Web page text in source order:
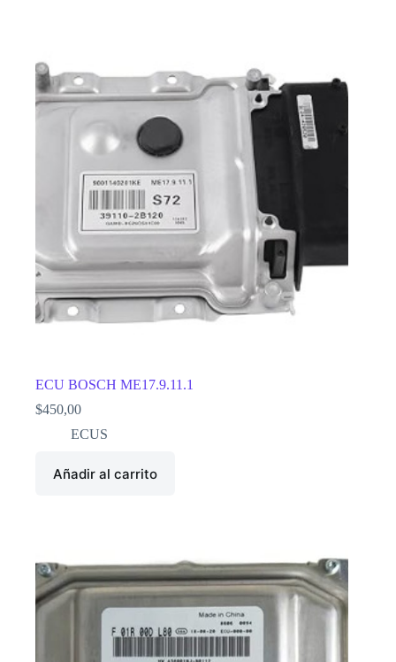
ECU BOSCH ME17.9.11.1
$450,00
ECUS
Añadir al carrito